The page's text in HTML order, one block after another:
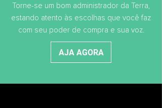
Torne-se um bom administrador da Terra,
estando atento às escolhas que você faz
com seu poder de compra e sua voz.
AJA AGORA